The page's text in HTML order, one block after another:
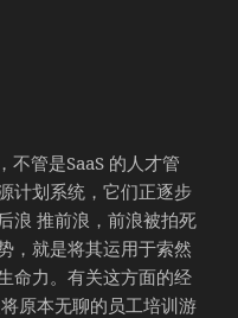
不管是SaaS 的人才管
计划系统，它们正逐步
浪 推前浪，前浪被拍死
，就是将其运用于索然
命力。有关这方面的经
原本无聊的员工培训游